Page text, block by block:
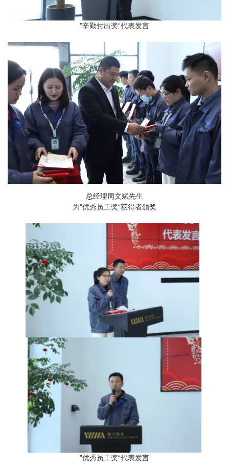
”辛勤付出奖“代表发言
总经理周文斌先生
为”优秀员工奖“获得者颁奖
”优秀员工奖“代表发言